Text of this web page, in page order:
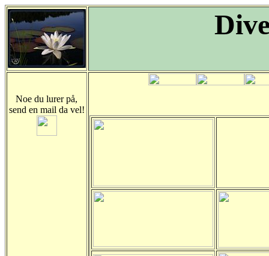
Noe du lurer på,
send en mail da vel!